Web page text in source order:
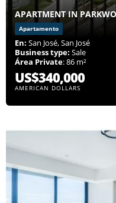
APARTMENT IN
Apartamento
En: San José, San José
Business type: Sale
Área Private: 86 m²
US$340,000
AMERICAN DOLLARS